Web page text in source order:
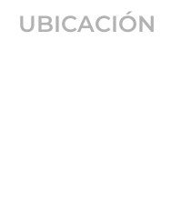
UBICACIÓN